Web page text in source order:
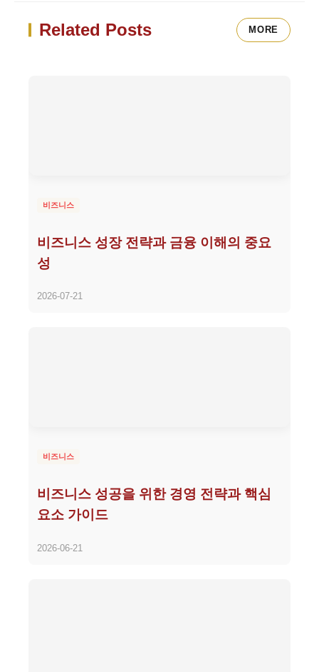
Related Posts MORE
비즈니스
비즈니스 성장 전략과 금융 이해의 중요
성
2026-07-21
비즈니스
비즈니스 성공을 위한 경영 전략과 핵심
요소 가이드
2026-06-21